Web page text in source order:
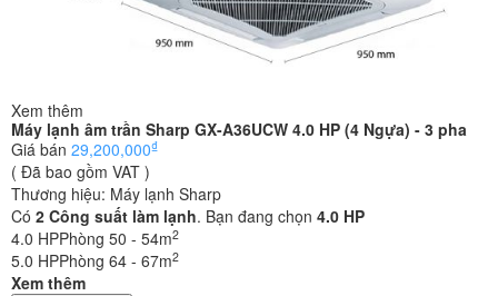
Xem thêm
Máy lạnh âm trần Sharp GX-A36UCW 4.0 HP (4 Ngựa) - 3 pha
Giá bán 29,200,000₫
( Đã bao gồm VAT )
Thương hiệu: Máy lạnh Sharp
Có 2 Công suất làm lạnh. Bạn đang chọn 4.0 HP
4.0 HPPhòng 50 - 54m2
5.0 HPPhòng 64 - 67m2
Xem thêm